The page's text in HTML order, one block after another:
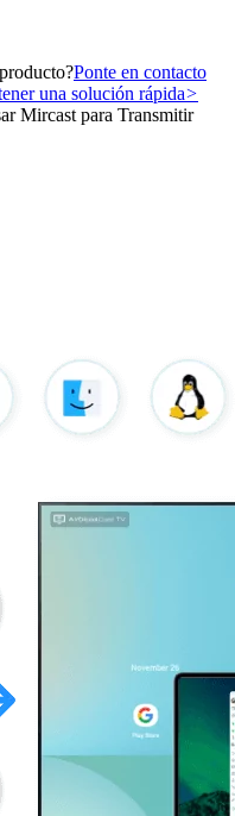
Ponte en contacto
una solución rápida>
Mircast para Transmitir